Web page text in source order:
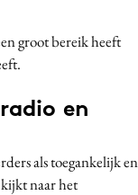
groot bereik heeft
en
als toegankelijk en
kijkt naar het